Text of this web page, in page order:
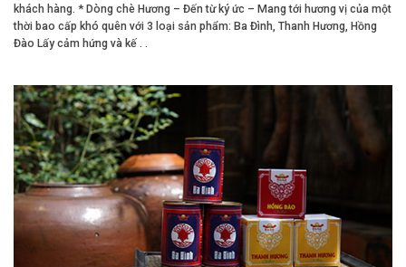
khách hàng. * Dòng chè Hương – Đến từ ký ức – Mang tới hương vị của một
thời bao cấp khó quên với 3 loại sản phẩm: Ba Đình, Thanh Hương, Hồng
Đào Lấy cảm hứng và kế . .